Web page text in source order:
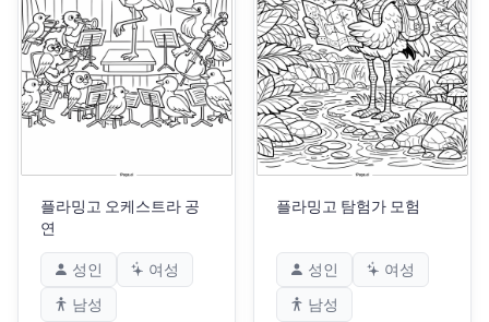
플라밍고 오케스트라 공
연
성인
여성
남성
플라밍고 탐험가 모험
성인
여성
남성